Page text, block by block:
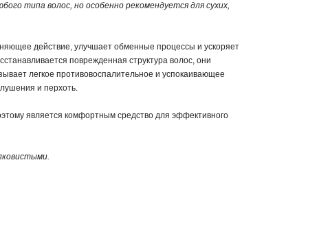
типа волос, но особенно рекомендуется для сухих,
действие, улучшает обменные процессы и ускоряет
поврежденная структура волос, они
легкое противовоспалительное и успокаивающее
и перхоть.
является комфортным средство для эффективного